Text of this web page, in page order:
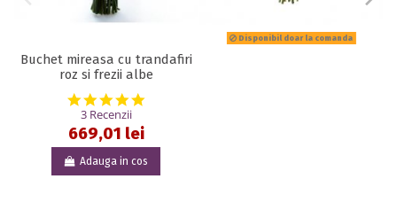
Buchet mireasa cu trandafiri
roz si frezii albe
5.0 star rating
3 Recenzii
669,01 lei
Adauga in cos
Disponibil doar la comanda